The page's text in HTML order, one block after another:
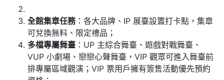
全館集章任務：各大品牌、IP 展臺設置打卡點，集章
可兌換無料、限定禮品；
多檔專屬舞臺 ：UP 主綜合舞臺、遊戲對戰舞臺、
VUP 小劇場、戀戀心聲舞臺，VIP 觀眾可進入舞臺前
排專屬區域觀演；VIP 票用戶擁有簽售活動優先預約